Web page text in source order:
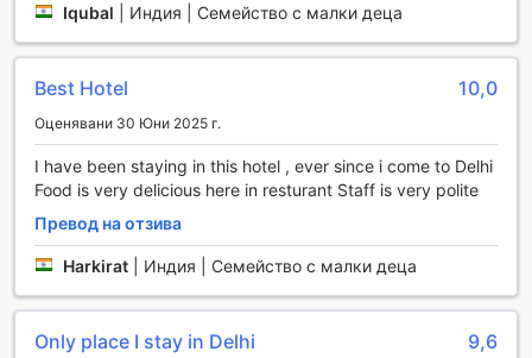
Wi-Fi във всички стаи и обществени зони, така че
планирате следващите си приключения. Услугите за
бързо настаняване и напускане, както и съхранение на
За тези, които желаят бърза закуска или напитка,
вендинг машините в хотела предлагат удобен достъп до
разнообразие от опции. Всекидневното почистване на
стаите гарантира, че вашият личен пространство
остава свеж и уютен през целия ви престой.
Транспортни удобства в Hotel Golden Grand
удобства, които гарантират на своите гости
Iqubal Индия | Семейство с малки деца
Best Hotel 10,0
Оценявани 30 Юни 2025 г.
I have been staying in this hotel , ever since i come to Delhi
Food is very delicious here in resturant Staff is very polite
Превод на отзива
Harkirat Индия | Семейство с малки деца
Only place I stay in Delhi 9,6